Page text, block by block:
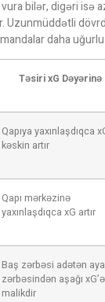
bilər, digəri isə
Uzunmüddətli
daha
Təsiri xG Dəyərinə
Qapıya yaxınlaşdıqca
kəskin artır
Qapı mərkəzinə
yaxınlaşdıqca xG artır
Baş zərbəsi adətən
zərbəsindən aşağı xG’ə
malikdir